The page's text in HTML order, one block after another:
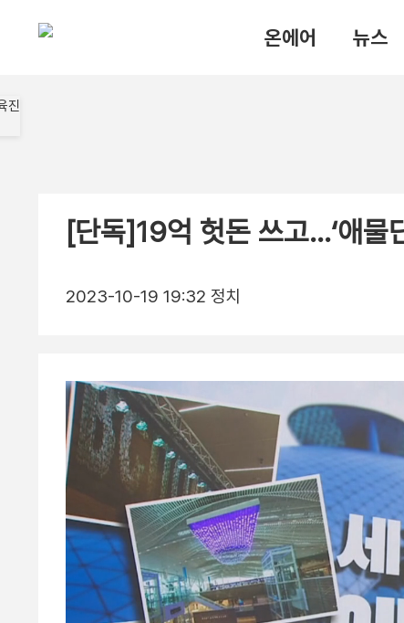
온에어 뉴스
[단독]19억 헛돈 쓰고…‘애물
2023-10-19 19:32 정치